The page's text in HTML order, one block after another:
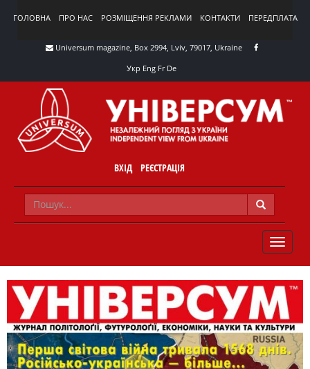
ГОЛОВНА ПРО НАС РОЗМІЩЕННЯ РЕКЛАМИ КОНТАКТИ ПЕРЕДПЛАТА
Universum magazine, Box 2994, Lviv, 79017, Ukraine
Укр Eng FrDe
ВХІД РЕЄСТРАЦІЯ
TOGGLE